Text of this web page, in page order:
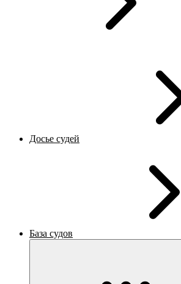
Досье судей
База судов